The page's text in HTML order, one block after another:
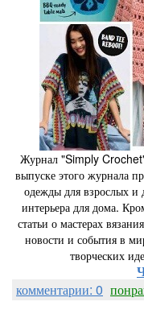
Журнал "Simply
выпуске этого журнала
одежды для взрослых и
интерьера для дома.
статьи о мастерах
новости и события в
творческих
комментарии: 0